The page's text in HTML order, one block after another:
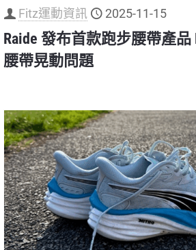
Fitz運動資訊 2025-11-15
Raide 發布首款跑步腰帶產品
腰帶晃動問題